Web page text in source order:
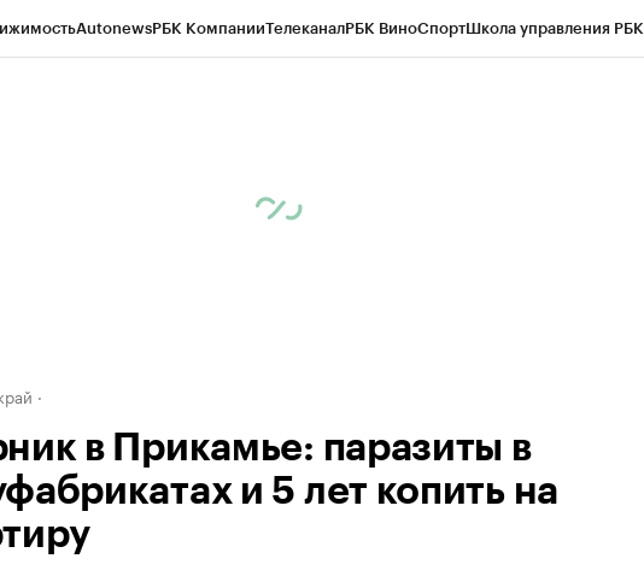
AutonewsРБК КомпанииТелеканалРБК ВиноСпортШкола управления РБК
в Прикамье: паразиты в
и 5 лет копить на